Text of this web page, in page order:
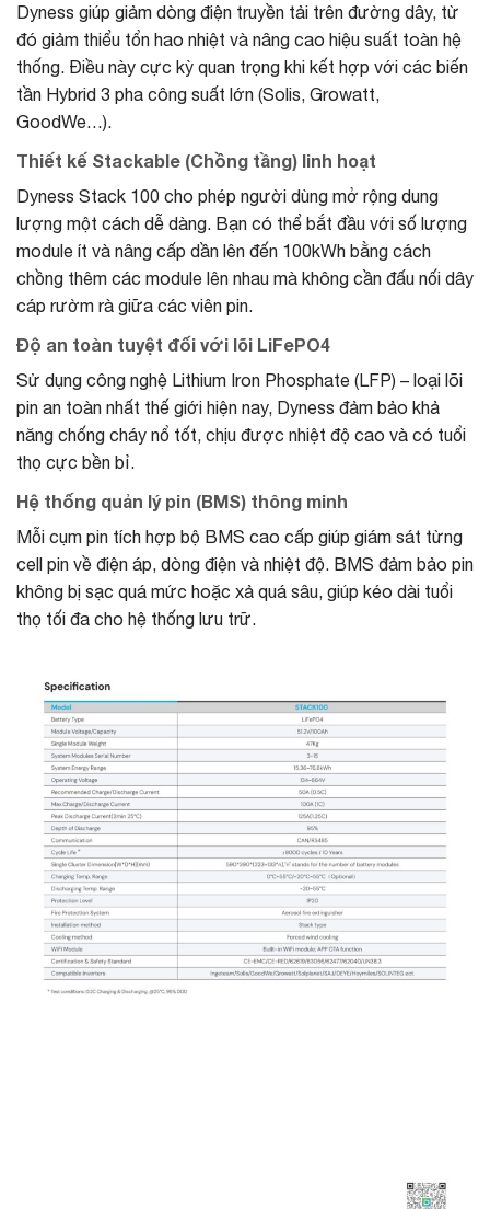
Dyness giúp giảm dòng điện truyền tải trên đường dây, từ
đó giảm thiểu tổn hao nhiệt và nâng cao hiệu suất toàn hệ
thống. Điều này cực kỳ quan trọng khi kết hợp với các biến
tần Hybrid 3 pha công suất lớn (Solis, Growatt,
GoodWe…).
Thiết kế Stackable (Chồng tầng) linh hoạt
Dyness Stack 100 cho phép người dùng mở rộng dung
lượng một cách dễ dàng. Bạn có thể bắt đầu với số lượng
module ít và nâng cấp dần lên đến 100kWh bằng cách
chồng thêm các module lên nhau mà không cần đấu nối dây
cáp rườm rà giữa các viên pin.
Độ an toàn tuyệt đối với lõi LiFePO4
Sử dụng công nghệ Lithium Iron Phosphate (LFP) – loại lõi
pin an toàn nhất thế giới hiện nay, Dyness đảm bảo khả
năng chống cháy nổ tốt, chịu được nhiệt độ cao và có tuổi
thọ cực bền bỉ.
Hệ thống quản lý pin (BMS) thông minh
Mỗi cụm pin tích hợp bộ BMS cao cấp giúp giám sát từng
cell pin về điện áp, dòng điện và nhiệt độ. BMS đảm bảo pin
không bị sạc quá mức hoặc xả quá sâu, giúp kéo dài tuổi
thọ tối đa cho hệ thống lưu trữ.